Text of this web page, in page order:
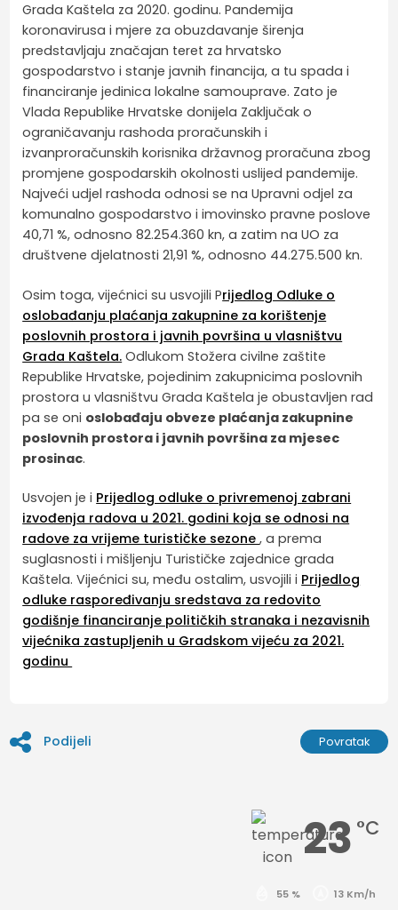
Grada Kaštela za 2020. godinu. Pandemija
koronavirusa i mjere za obuzdavanje širenja
predstavljaju značajan teret za hrvatsko
gospodarstvo i stanje javnih financija, a tu spada i
financiranje jedinica lokalne samouprave. Zato je
Vlada Republike Hrvatske donijela Zaključak o
ograničavanju rashoda proračunskih i
izvanproračunskih korisnika državnog proračuna zbog
promjene gospodarskih okolnosti uslijed pandemije.
Najveći udjel rashoda odnosi se na Upravni odjel za
komunalno gospodarstvo i imovinsko pravne poslove
40,71 %, odnosno 82.254.360 kn, a zatim na UO za
društvene djelatnosti 21,91 %, odnosno 44.275.500 kn.
Osim toga, vijećnici su usvojili Prijedlog Odluke o
oslobađanju plaćanja zakupnine za korištenje
poslovnih prostora i javnih površina u vlasništvu
Grada Kaštela. Odlukom Stožera civilne zaštite
Republike Hrvatske, pojedinim zakupnicima poslovnih
prostora u vlasništvu Grada Kaštela je obustavljen rad
pa se oni oslobađaju obveze plaćanja zakupnine
poslovnih prostora i javnih površina za mjesec
prosinac.
Usvojen je i Prijedlog odluke o privremenoj zabrani
izvođenja radova u 2021. godini koja se odnosi na
radove za vrijeme turističke sezone, a prema
suglasnosti i mišljenju Turističke zajednice grada
Kaštela. Vijećnici su, među ostalim, usvojili i Prijedlog
odluke raspoređivanju sredstava za redovito
godišnje financiranje političkih stranaka i nezavisnih
vijećnika zastupljenih u Gradskom vijeću za 2021.
godinu
Podijeli Povratak
23 °C
55 % 13 Km/h